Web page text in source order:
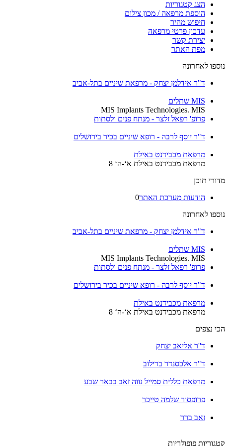
הצג קטגוריות
הוספת מרפאה / מכון צילום
חיפוש מהיר
עדכון פרטי מרפאה
יצירת קשר
מפת האתר
נוספו לאחרונה
ד"ר אידלמן יצחק - מרפאת שיניים בתל-אביב
MIS שתלים
MIS Implants Technologies. MIS
פרופ' רפאל זלצר - מנתח פנים ולסתות
ד"ר יוסף לרבה - רופא שיניים בכיר בירושלים
מרפאת מכבידנט באילת
מרפאת מכבידנט באילת א‘-ה‘ 8
מדורי תוכן
הודעות מערכת האתר0
נוספו לאחרונה
ד"ר אידלמן יצחק - מרפאת שיניים בתל-אביב
MIS שתלים
MIS Implants Technologies. MIS
פרופ' רפאל זלצר - מנתח פנים ולסתות
ד"ר יוסף לרבה - רופא שיניים בכיר בירושלים
מרפאת מכבידנט באילת
מרפאת מכבידנט באילת א‘-ה‘ 8
הכי נצפים
ד''ר אליאב יצחק
ד"ר אלכסנדר ברילוב
מרפאת כללית סמייל נווה זאב בבאר שבע
פרופסור שלמה טייכר
זאב ברר
קטגוריות פופולריות